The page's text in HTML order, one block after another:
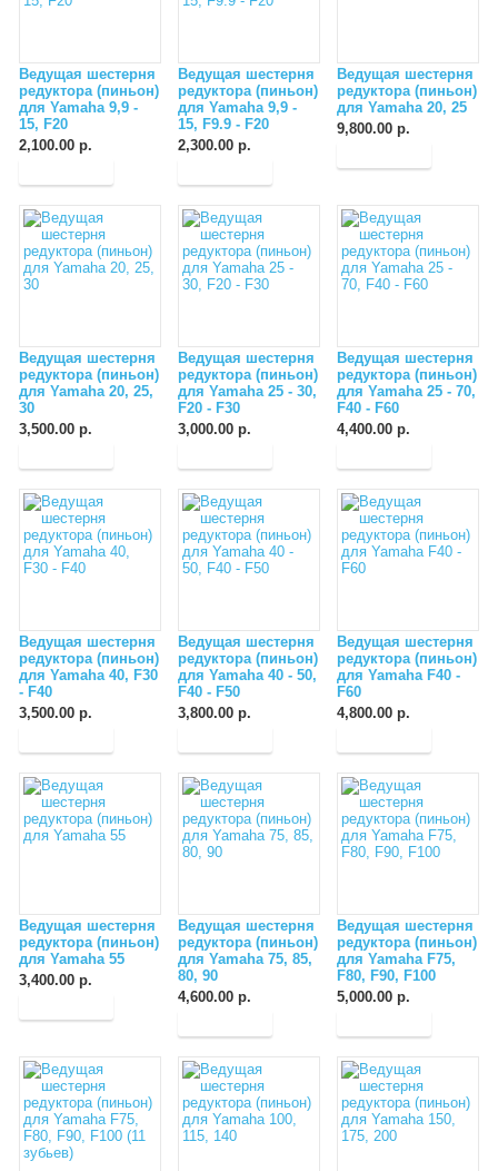
Ведущая шестерня
редуктора (пиньон)
для Yamaha 9,9 -
15, F20
2,100.00 р.
Ведущая шестерня
редуктора (пиньон)
для Yamaha 9,9 -
15, F9.9 - F20
2,300.00 р.
Ведущая шестерня
редуктора (пиньон)
для Yamaha 20, 25
9,800.00 р.
Ведущая шестерня
редуктора (пиньон)
для Yamaha 20, 25,
30
3,500.00 р.
Ведущая шестерня
редуктора (пиньон)
для Yamaha 25 - 30,
F20 - F30
3,000.00 р.
Ведущая шестерня
редуктора (пиньон)
для Yamaha 25 - 70,
F40 - F60
4,400.00 р.
Ведущая шестерня
редуктора (пиньон)
для Yamaha 40, F30
- F40
3,500.00 р.
Ведущая шестерня
редуктора (пиньон)
для Yamaha 40 - 50,
F40 - F50
3,800.00 р.
Ведущая шестерня
редуктора (пиньон)
для Yamaha F40 -
F60
4,800.00 р.
Ведущая шестерня
редуктора (пиньон)
для Yamaha 55
3,400.00 р.
Ведущая шестерня
редуктора (пиньон)
для Yamaha 75, 85,
80, 90
4,600.00 р.
Ведущая шестерня
редуктора (пиньон)
для Yamaha F75,
F80, F90, F100
5,000.00 р.